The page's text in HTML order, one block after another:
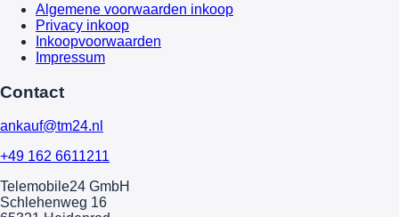
Algemene voorwaarden inkoop
Privacy inkoop
Inkoopvoorwaarden
Impressum
Contact
ankauf@tm24.nl
+49 162 6611211
Telemobile24 GmbH
Schlehenweg 16